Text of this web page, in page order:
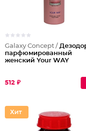
Galaxy Concept /
парфюмированный
женский Your WAY
512 ₽